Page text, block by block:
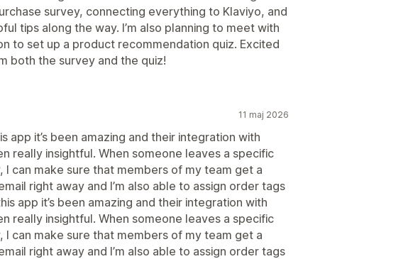
survey, connecting everything to Klaviyo, and
tips along the way. I’m also planning to meet with
to set up a product recommendation quiz. Excited
both the survey and the quiz!
11 maj 2026
app it’s been amazing and their integration with
really insightful. When someone leaves a specific
I can make sure that members of my team get a
right away and I’m also able to assign order tags
app it’s been amazing and their integration with
really insightful. When someone leaves a specific
I can make sure that members of my team get a
right away and I’m also able to assign order tags